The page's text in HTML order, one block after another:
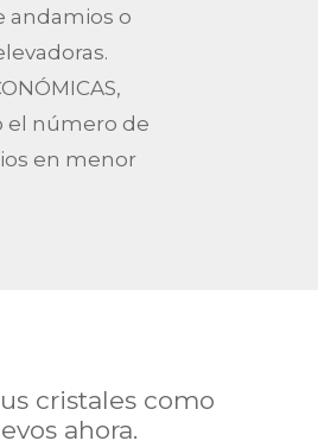
andamios o
el número de
en menor
cristales como
ahora.